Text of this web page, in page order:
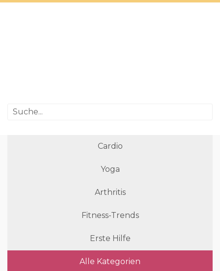
Cardio
Yoga
Arthritis
Fitness-Trends
Erste Hilfe
Alle Kategorien